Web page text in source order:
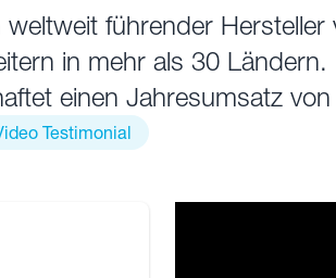
weltweit führender
in mehr als 30
einen Jahresumsatz
Testimonial